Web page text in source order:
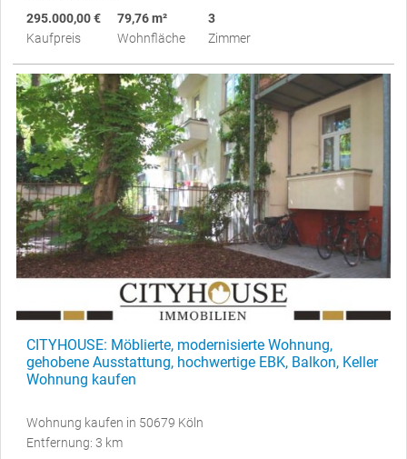
295.000,00 €
Kaufpreis
79,76 m²
Wohnfläche
3
Zimmer
CITYHOUSE: Möblierte, modernisierte Wohnung,
gehobene Ausstattung, hochwertige EBK, Balkon, Keller
Wohnung kaufen
Wohnung kaufen in 50679 Köln
Entfernung: 3 km